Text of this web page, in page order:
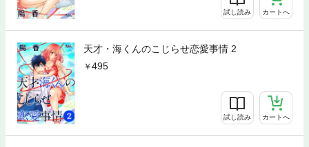
試し読み カートへ
天才・海くんのこじらせ恋愛事情 2
495
試し読み カートへ